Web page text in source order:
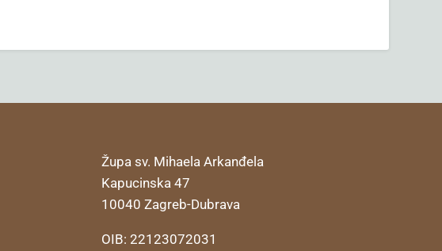
Župa sv. Mihaela Arkanđela
Kapucinska 47
10040 Zagreb-Dubrava
OIB: 22123072031